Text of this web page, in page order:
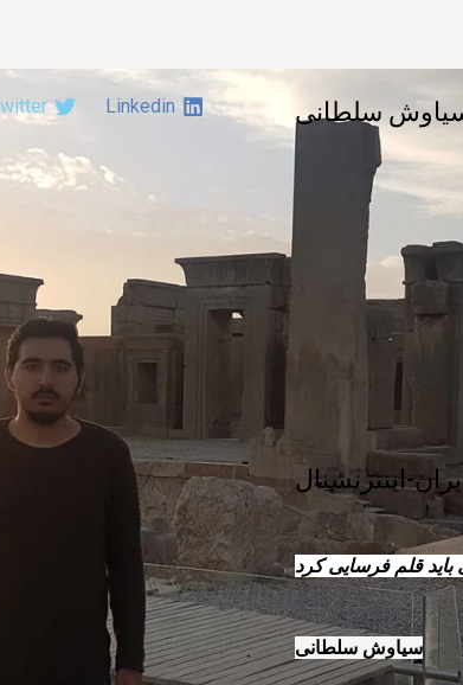
سلطانی
اینترنشنال
قلم فرسایی کرد
سیاوش سلطانی
Linkedin